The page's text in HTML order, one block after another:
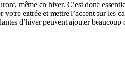
même en hiver. C’est donc
votre entrée et mettre l’accent sur les
d’hiver peuvent ajouter beaucoup